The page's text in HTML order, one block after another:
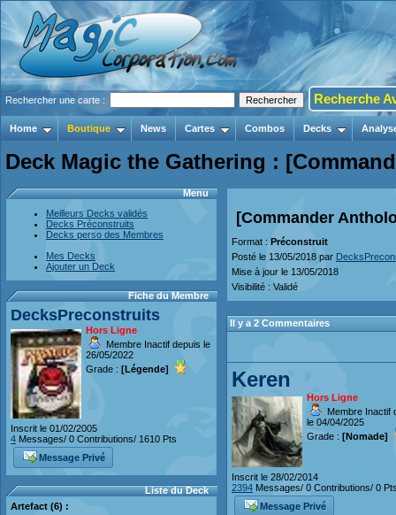
Rechercher une carte : Recherche
Home Boutique News Cartes Combos Decks
Deck Magic the Gathering :
Menu
Meilleurs Decks validés
Decks Préconstruits
Decks perso des Membres
Mes Decks
Ajouter un Deck
Fiche du Membre
DecksPreconstruits
Hors Ligne
Membre Inactif depuis le
26/05/2022
Grade : [Légende]
Inscrit le 01/02/2005
4 Messages/ 0 Contributions/ 1610 Pts
Message Privé
Liste du Deck
Artefact (6) :
[Commander
Format : Préconstruit
Posté le 13/05/2018 par
Mise à jour le 13/05/2018
Visibilité : Validé
Il y a 2 Commentaires
Keren
Hors Ligne
Membre Inactif
le 04/04/2025
Grade : [Nomade]
Inscrit le 28/02/2014
2394 Messages/ 0 Contributions/ 0
Message Privé